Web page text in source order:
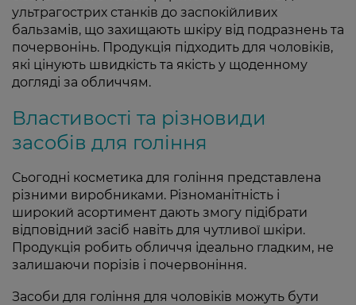
ультрагострих станків до заспокійливих
бальзамів, що захищають шкіру від подразнень та
почервонінь. Продукція підходить для чоловіків,
які цінують швидкість та якість у щоденному
догляді за обличчям.
Властивості та різновиди
засобів для гоління
Сьогодні косметика для гоління представлена
різними виробниками. Різноманітність і
широкий асортимент дають змогу підібрати
відповідний засіб навіть для чутливої шкіри.
Продукція робить обличчя ідеально гладким, не
залишаючи порізів і почервоніння.
Засоби для гоління для чоловіків можуть бути